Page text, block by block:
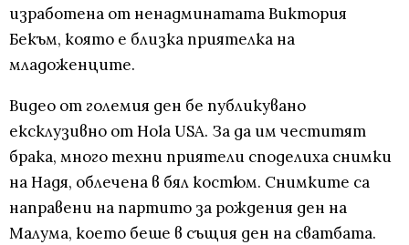
изработена от ненадминатата Виктория
Бекъм, която е близка приятелка на
младоженците.
Видео от големия ден бе публикувано
ексклузивно от Hola USA. За да им честитят
брака, много техни приятели споделиха снимки
на Надя, облечена в бял костюм. Снимките са
направени на партито за рождения ден на
Малума, което беше в същия ден на сватбата.